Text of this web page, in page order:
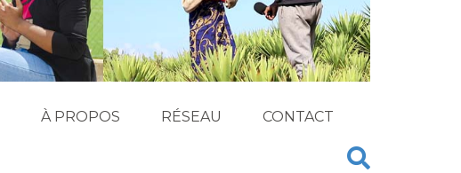
À PROPOS RÉSEAU CONTACT